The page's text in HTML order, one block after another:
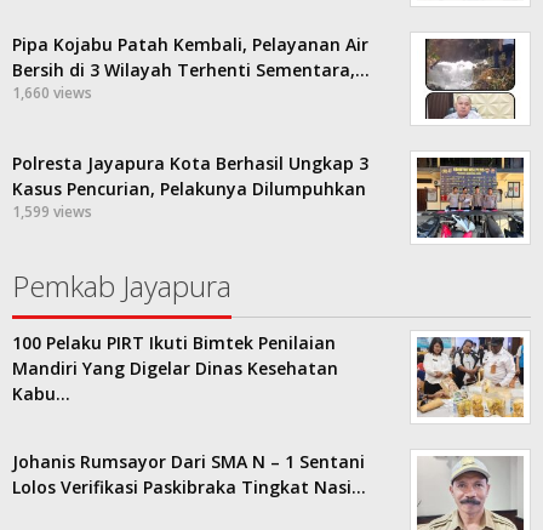
Pipa Kojabu Patah Kembali, Pelayanan Air
Bersih di 3 Wilayah Terhenti Sementara,…
1,660 views
Polresta Jayapura Kota Berhasil Ungkap 3
Kasus Pencurian, Pelakunya Dilumpuhkan
1,599 views
Pemkab Jayapura
100 Pelaku PIRT Ikuti Bimtek Penilaian
Mandiri Yang Digelar Dinas Kesehatan
Kabu…
Johanis Rumsayor Dari SMA N – 1 Sentani
Lolos Verifikasi Paskibraka Tingkat Nasi…